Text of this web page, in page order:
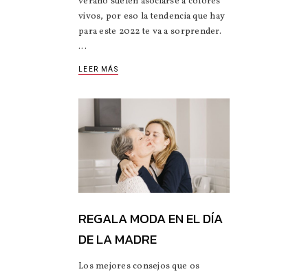
vivos, por eso la tendencia que hay
para este 2022 te va a sorprender.
LEER MÁS
REGALA MODA EN EL DÍA
DE LA MADRE
Los mejores consejos que os